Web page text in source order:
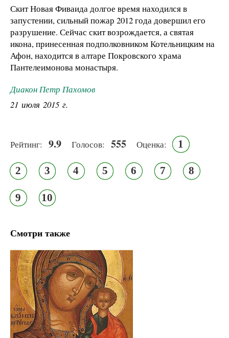
Скит Новая Фиваида долгое время находился в
запустении, сильный пожар 2012 года довершил его
разрушение. Сейчас скит возрождается, а святая
икона, принесенная подполковником Котельницким на
Афон, находится в алтаре Покровского храма
Пантелеимонова монастыря.
Диакон Петр Пахомов
21 июля 2015 г.
Рейтинг: 9.9 Голосов: 555 Оценка: 1
2 3 4 5 6 7 8
9 10
Смотри также